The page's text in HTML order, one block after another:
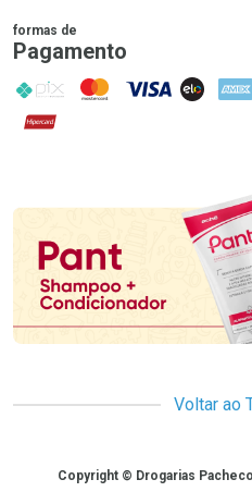
formas de
Pagamento
PIX MasterCard
VISA ELO
Hipercard
Voltar ao
CopyrightCopyright © Drogarias